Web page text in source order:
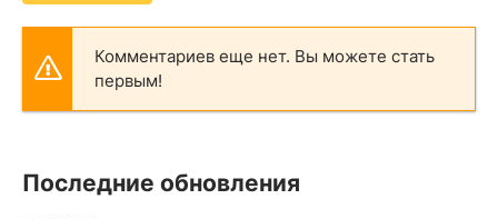
Комментариев еще нет. Вы можете стать
первым!
Последние обновления